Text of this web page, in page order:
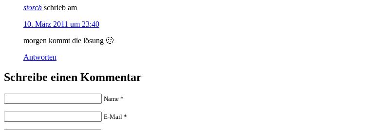
storch schrieb am
10. März 2011 um 23:40
morgen kommt die lösung 🙂
Antworten
Schreibe einen Kommentar
Name *
E-Mail *